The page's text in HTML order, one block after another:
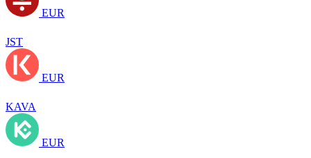
EUR
JST
EUR
KAVA
EUR